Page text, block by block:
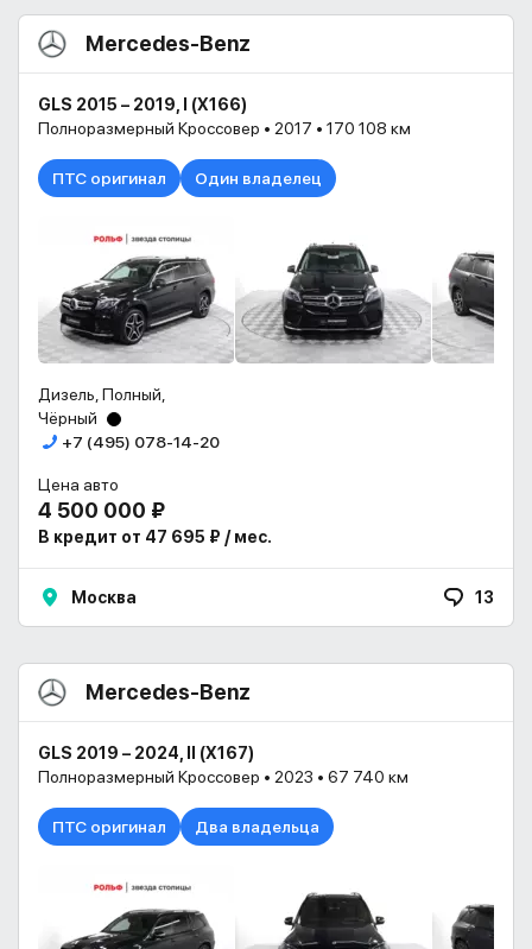
Mercedes-Benz
GLS 2015 – 2019, I (X166)
Полноразмерный Кроссовер • 2017 • 170 108 км
ПТС оригинал Один владелец
Дизель, Полный,
Чёрный
+7 (495) 078-14-20
Цена авто
4 500 000 ₽
В кредит от 47 695 ₽ / мес.
Москва 13
Mercedes-Benz
GLS 2019 – 2024, II (X167)
Полноразмерный Кроссовер • 2023 • 67 740 км
ПТС оригинал Два владельца